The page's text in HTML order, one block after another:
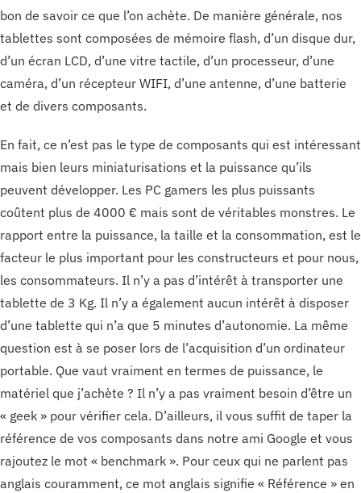
bon de savoir ce que l’on achète. De manière générale, nos
tablettes sont composées de mémoire flash, d’un disque dur,
d’un écran LCD, d’une vitre tactile, d’un processeur, d’une
caméra, d’un récepteur WIFI, d’une antenne, d’une batterie
et de divers composants.
En fait, ce n’est pas le type de composants qui est intéressant
mais bien leurs miniaturisations et la puissance qu’ils
peuvent développer. Les PC gamers les plus puissants
coûtent plus de 4000 € mais sont de véritables monstres. Le
rapport entre la puissance, la taille et la consommation, est le
facteur le plus important pour les constructeurs et pour nous,
les consommateurs. Il n’y a pas d’intérêt à transporter une
tablette de 3 Kg. Il n’y a également aucun intérêt à disposer
d’une tablette qui n’a que 5 minutes d’autonomie. La même
question est à se poser lors de l’acquisition d’un ordinateur
portable. Que vaut vraiment en termes de puissance, le
matériel que j’achète ? Il n’y a pas vraiment besoin d’être un
« geek » pour vérifier cela. D’ailleurs, il vous suffit de taper la
référence de vos composants dans notre ami Google et vous
rajoutez le mot « benchmark ». Pour ceux qui ne parlent pas
anglais couramment, ce mot anglais signifie « Référence » en